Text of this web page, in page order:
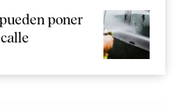
poner